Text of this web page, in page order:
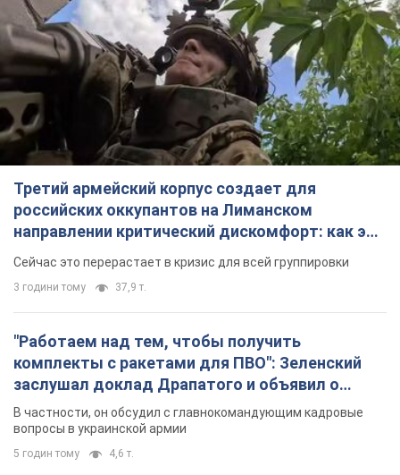
Третий армейский корпус создает для
российских оккупантов на Лиманском
направлении критический дискомфорт: как это
удалось
Сейчас это перерастает в кризис для всей группировки
3 години тому 37,9 т.
"Работаем над тем, чтобы получить
комплекты с ракетами для ПВО": Зеленский
заслушал доклад Драпатого и объявил о
новых мерах
В частности, он обсудил с главнокомандующим кадровые
В оккупированной Ялте прогремели мощные
взрывы: поднимается черный дым. Фото и
видео
6 годин тому 7,4 т.